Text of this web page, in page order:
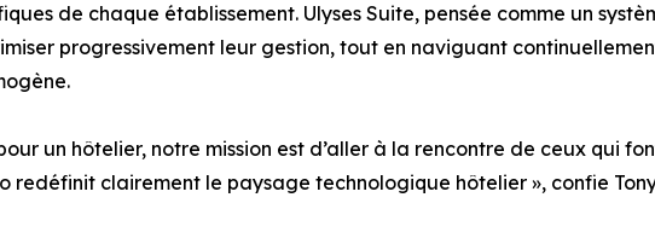
de chaque établissement. Ulyses Suite, pensée comme un
progressivement leur gestion, tout en naviguant
un hôtelier, notre mission est d’aller à la rencontre de ceux qui
redéfinit clairement le paysage technologique hôtelier », confie